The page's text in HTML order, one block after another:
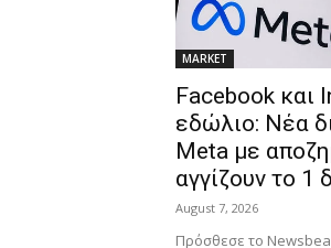
MARKET
Facebook και
εδώλιο: Νέα
Meta με
αγγίζουν το 1
August 7, 2026
Πρόσθεσε το